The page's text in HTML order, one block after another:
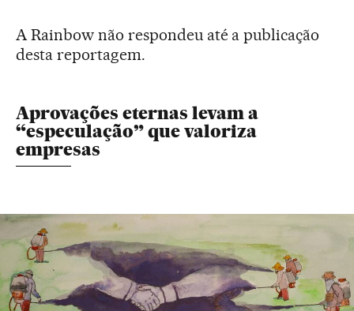
A Rainbow não respondeu até a publicação
desta reportagem.
Aprovações eternas levam a
“especulação” que valoriza
empresas